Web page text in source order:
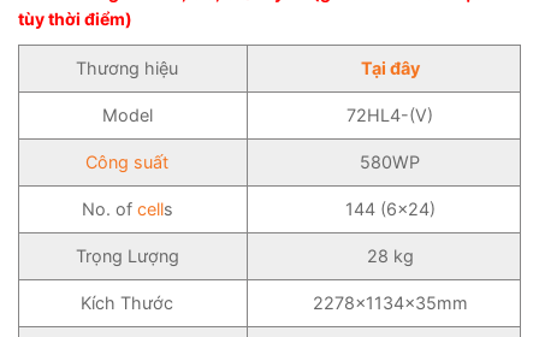
tùy thời điểm)
Thương hiệu Tại đây
Model 72HL4-(V)
Công suất 580WP
No. of cells 144 (6×24)
Trọng Lượng 28 kg
Kích Thước 2278×1134×35mm